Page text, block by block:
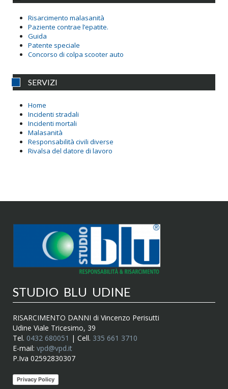
Risarcimento malasanità
Paziente contrae l’epatite.
Guida
Patente speciale
Concorso di colpa scooter auto
SERVIZI
Home
Incidenti stradali
Incidenti mortali
Malasanità
Responsabilità civili diverse
Rivalsa del datore di lavoro
STUDIO BLU UDINE
RISARCIMENTO DANNI di Vincenzo Perisutti
Udine Viale Tricesimo, 39
Tel. 0432 680051 | Cell. 335 661 3710
E-mail: vpd@vpd.it
P.Iva 02592830307
Privacy Policy